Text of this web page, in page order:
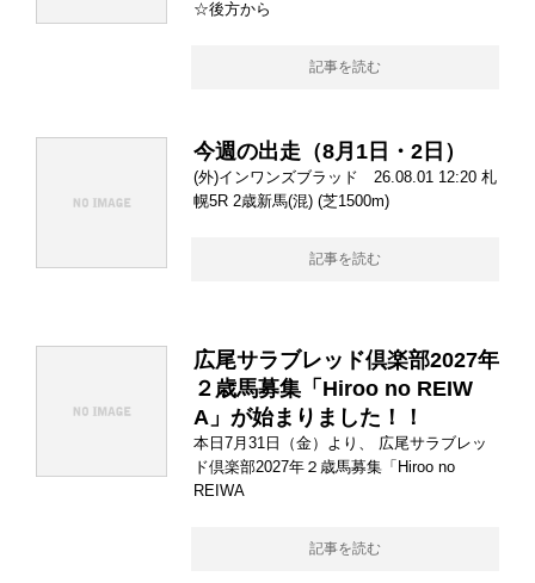
☆後方から
記事を読む
今週の出走（8月1日・2日）
(外)インワンズブラッド 26.08.01 12:20 札
幌5R 2歳新馬(混) (芝1500m)
記事を読む
広尾サラブレッド倶楽部2027年
２歳馬募集「Hiroo no REIW
A」が始まりました！！
本日7月31日（金）より、 広尾サラブレッ
ド倶楽部2027年２歳馬募集「Hiroo no
REIWA
記事を読む